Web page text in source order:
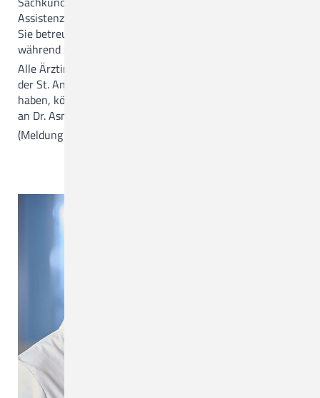
Assistenzärztin der Radiologie, Geetha Cherian, zu sehen.
Sie betreute ihn neben der fachärztlichen Supervision
während seines Praktikums.
Alle Ärztinnen und Ärzte in Weiterbildung aus CKQ und
der St. Anna Klinik, die Interesse an dieser Qualifikation
haben, können sich gerne über das Sekretariat Radiologie
an Dr. Asmus Wulff wenden.
(Meldung vom 12.10.2022)